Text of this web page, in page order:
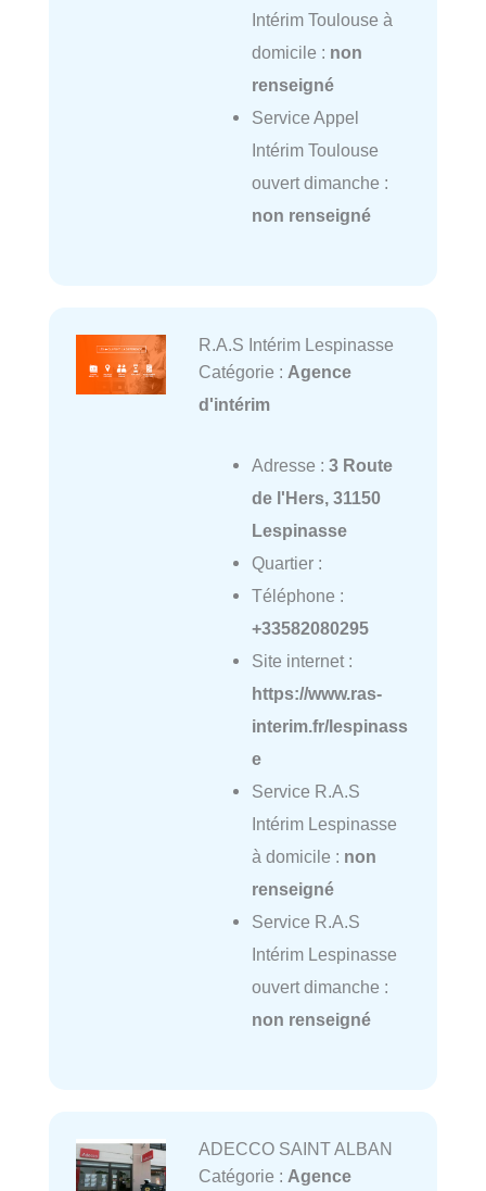
Intérim Toulouse à
domicile : non
renseigné
Service Appel
Intérim Toulouse
ouvert dimanche :
non renseigné
R.A.S Intérim Lespinasse
Catégorie : Agence
d'intérim
Adresse : 3 Route
de l'Hers, 31150
Lespinasse
Quartier :
Téléphone :
+33582080295
Site internet :
https://www.ras-
interim.fr/lespinass
e
Service R.A.S
Intérim Lespinasse
à domicile : non
renseigné
Service R.A.S
Intérim Lespinasse
ouvert dimanche :
non renseigné
ADECCO SAINT ALBAN
Catégorie : Agence